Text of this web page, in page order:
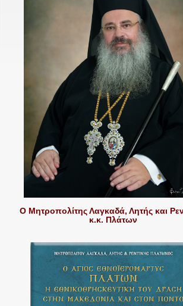
Ο Μητροπολίτης Λαγκαδά, Λητής και
κ.κ. Πλάτων